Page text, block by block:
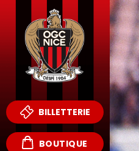
BILLETTERIE
BOUTIQUE